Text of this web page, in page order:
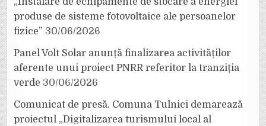
produse de sisteme fotovoltaice ale persoanelor
fizice” 30/06/2026
Panel Volt Solar anunță finalizarea activităților
aferente unui proiect PNRR referitor la tranziția
verde 30/06/2026
Comunicat de presă. Comuna Tulnici demarează
proiectul „Digitalizarea turismului local al